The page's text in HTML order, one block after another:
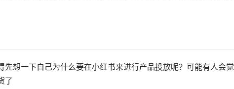
想一下自己为什么要在小红书来进行产品投放呢？可能有人会
了